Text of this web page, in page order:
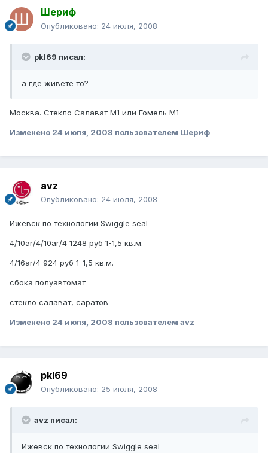
Шериф
Опубликовано: 24 июля, 2008
pkl69 писал:
а где живете то?
Москва. Стекло Салават М1 или Гомель М1
Изменено 24 июля, 2008 пользователем Шериф
avz
Опубликовано: 24 июля, 2008
Ижевск по технологии Swiggle seal
4/10ar/4/10ar/4 1248 руб 1-1,5 кв.м.
4/16ar/4 924 руб 1-1,5 кв.м.
сбока полуавтомат
стекло салават, саратов
Изменено 24 июля, 2008 пользователем avz
pkl69
Опубликовано: 25 июля, 2008
avz писал:
Ижевск по технологии Swiggle seal